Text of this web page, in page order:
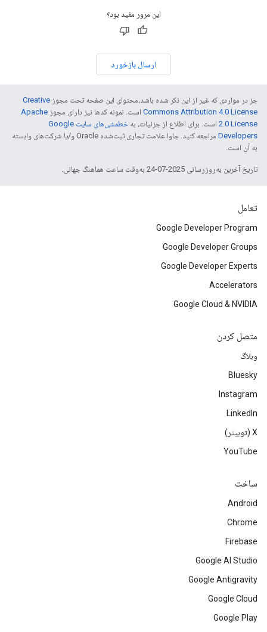
این مرور مفید بود؟
ارسال بازخورد
جز در مواردی که غیر از این ذکر شده باشد،‌محتوای این صفحه تحت مجوز Creative
Commons Attribution 4.0 License است. نمونه کدها نیز دارای مجوز Apache
2.0 License است. برای اطلاع از جزئیات، به
خطمشی‌های سایت Google
Developers‏
مراجعه کنید. جاوا علامت تجاری ثبت‌شده Oracle و/یا شرکت‌های وابسته
به آن است.
تاریخ آخرین به‌روزرسانی 2025-07-24 به‌وقت ساعت هماهنگ جهانی.
تعامل
Google Developer Program
Google Developer Groups
Google Developer Experts
Accelerators
Google Cloud & NVIDIA
متصل کردن
وبلاگ
Bluesky
Instagram
LinkedIn
‫X (توییتر)
YouTube
ساخت
Android
Chrome
Firebase
Google AI Studio
Google Antigravity
Google Cloud
Google Play